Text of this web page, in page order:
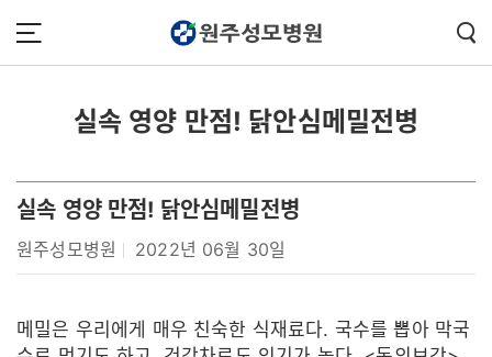
실속 영양 만점! 닭안심메밀전병
실속 영양 만점! 닭안심메밀전병
원주성모병원 2022년 06월 30일
메밀은 우리에게 매우 친숙한 식재료다. 국수를 뽑아 막국